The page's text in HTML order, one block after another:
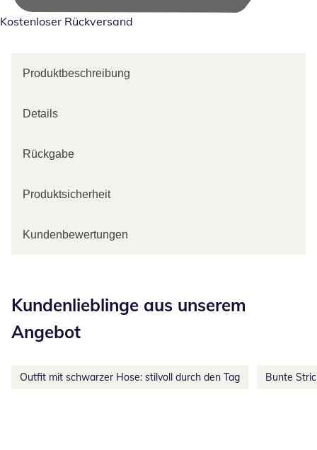
Kostenloser Rückversand
Produktbeschreibung
Details
Rückgabe
Produktsicherheit
Kundenbewertungen
Kundenlieblinge aus unserem
Angebot
Outfit mit schwarzer Hose: stilvoll durch den Tag Bunte